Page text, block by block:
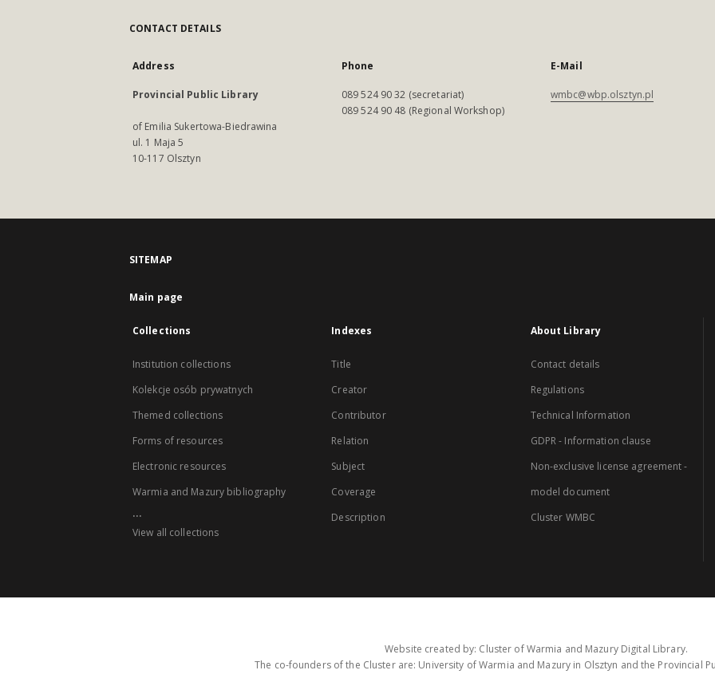
CONTACT DETAILS
Address
Provincial Public Library
of Emilia Sukertowa-Biedrawina
ul. 1 Maja 5
10-117 Olsztyn
Phone
089 524 90 32 (secretariat)
089 524 90 48 (Regional Workshop)
E-Mail
wmbc@wbp.olsztyn.pl
SITEMAP
Main page
Collections
Institution collections
Kolekcje osób prywatnych
Themed collections
Forms of resources
Electronic resources
Warmia and Mazury bibliography
...
View all collections
Indexes
Title
Creator
Contributor
Relation
Subject
Coverage
Description
About Library
Contact details
Regulations
Technical Information
GDPR - Information clause
Non-exclusive license agreement -
model document
Cluster WMBC
Website created by: Cluster of Warmia and Mazury Digital Library.
The co-founders of the Cluster are: University of Warmia and Mazury in Olsztyn and the Provincial